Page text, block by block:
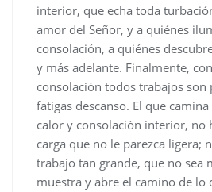
interior, que echa toda
amor del Señor, y a quiénes
consolación, a quiénes
y más adelante. Finalmente,
consolación todos trabajos son
fatigas descanso. El que
calor y consolación interior, no
carga que no le parezca ligera;
trabajo tan grande, que no sea
muestra y abre el camino de lo